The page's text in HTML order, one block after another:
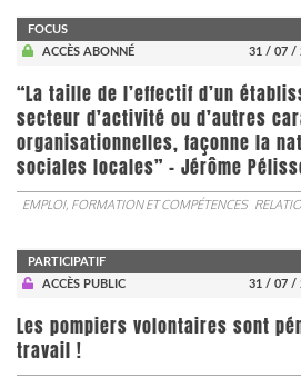
FOCUS
ACCÈS ABONNÉ
31 / 07 /
“La taille de l’effectif d’un
secteur d’activité ou d’autres
organisationnelles, façonne la
sociales locales” - Jérôme
EMPLOI, FORMATION ET COMPÉTENCES
PARTICIPATIF
ACCÈS PUBLIC
31 / 07 /
Les pompiers volontaires sont
travail !